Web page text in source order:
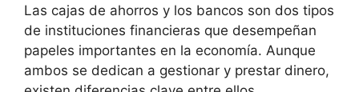
Las cajas de ahorros y los bancos son dos tipos
de instituciones financieras que desempeñan
papeles importantes en la economía. Aunque
ambos se dedican a gestionar y prestar dinero,